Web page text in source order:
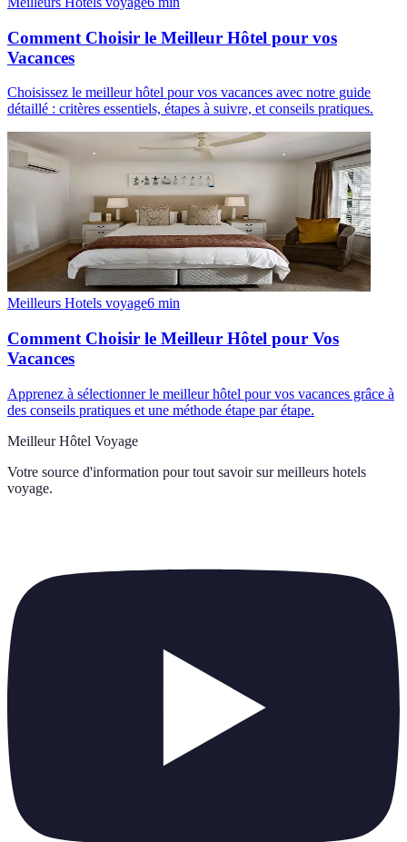
Comment Choisir le Meilleur Hôtel pour vos
Vacances
Choisissez le meilleur hôtel pour vos vacances avec notre guide
détaillé : critères essentiels, étapes à suivre, et conseils pratiques.
Meilleurs Hotels voyage6 min
Comment Choisir le Meilleur Hôtel pour Vos
Vacances
Apprenez à sélectionner le meilleur hôtel pour vos vacances grâce à
des conseils pratiques et une méthode étape par étape.
Meilleur Hôtel Voyage
Votre source d'information pour tout savoir sur meilleurs hotels
voyage.